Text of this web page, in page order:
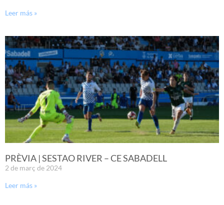
Leer más »
PRÈVIA | SESTAO RIVER – CE SABADELL
2 de març de 2024
Leer más »